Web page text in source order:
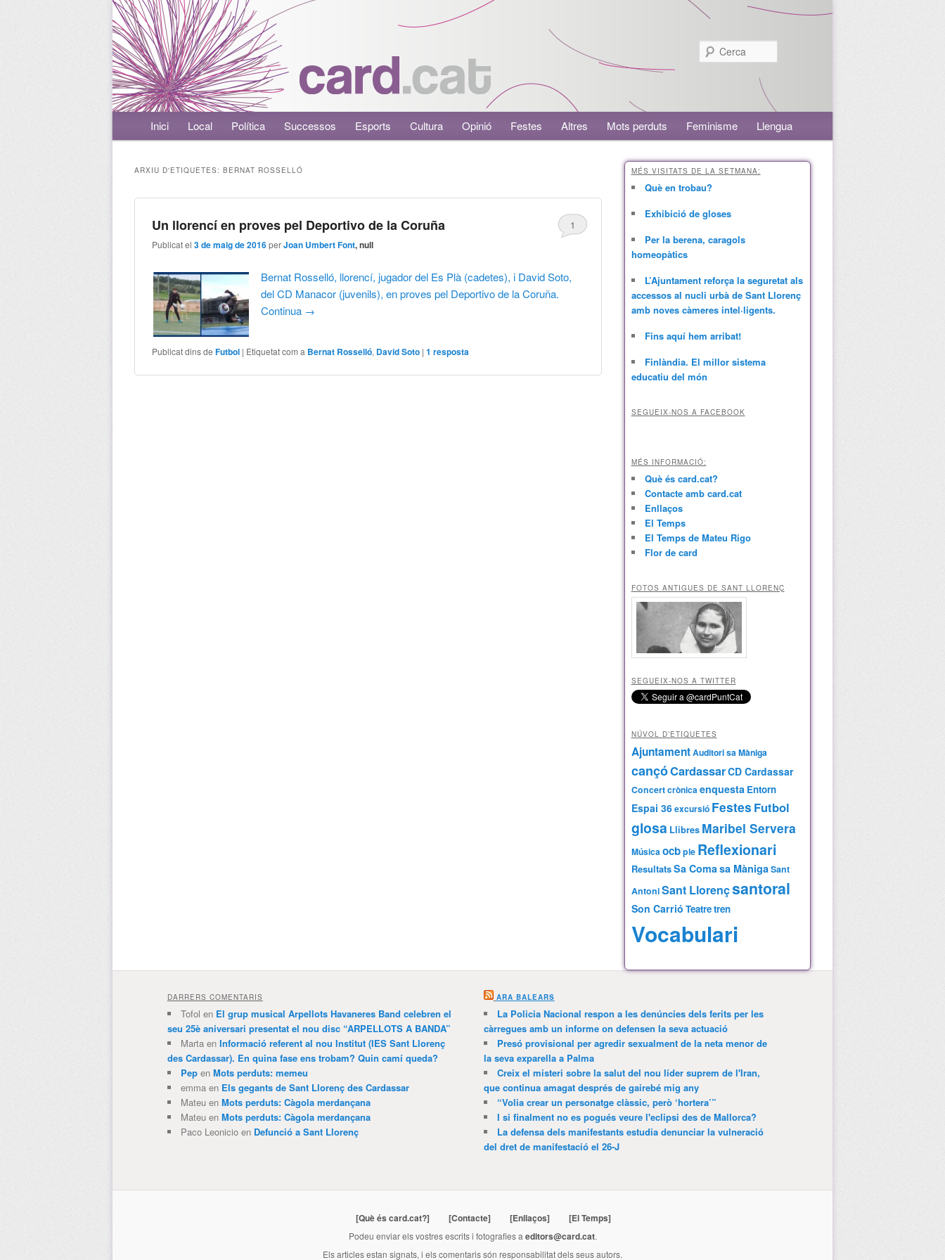
Menú principalAneu al contingut principal
Aneu al contingut secundari
Inici Local Política Successos Esports Cultura Opinió Festes Altres Mots perduts Feminisme Llengua
ARXIU D'ETIQUETES: BERNAT ROSSELLÓ
Un llorencí en proves pel Deportivo de la Coruña
Publicat el3 de maig de 2016perJoan Umbert Font, null
1
Bernat Rosselló, llorencí, jugador del Es Plà (cadetes), i David Soto,
del CD Manacor (juvenils), en proves pel Deportivo de la Coruña.
Continua →
Publicat dins de Futbol | Etiquetat com a Bernat Rosselló, David Soto |1 resposta
MÉS VISITATS DE LA SETMANA:
Què en trobau?
Exhibició de gloses
Per la berena, caragols
homeopàtics
L’Ajuntament reforça la seguretat als
accessos al nucli urbà de Sant Llorenç
amb noves càmeres intel·ligents.
Fins aquí hem arribat!
Finlàndia. El millor sistema
educatiu del món
SEGUEIX-NOS A FACEBOOK
MÉS INFORMACIÓ:
Què és card.cat?
Contacte amb card.cat
Enllaços
El Temps
El Temps de Mateu Rigo
Flor de card
FOTOS ANTIGUES DE SANT LLORENÇ
SEGUEIX-NOS A TWITTER
NÚVOL D’ETIQUETES
AjuntamentAuditori sa Màniga
cançóCardassarCD Cardassar
Concertcrònicaenquesta Entorn
Espai 36excursió Festes Futbol
glosa Llibres Maribel Servera
Músicaocbple Reflexionari
ResultatsSa Comasa MànigaSant
AntoniSant Llorençsantoral
Son Carrió Teatretren
Vocabulari
DARRERS COMENTARIS
Tofol en El grup musical Arpellots Havaneres Band celebren el
seu 25è aniversari presentat el nou disc “ARPELLOTS A BANDA”
Martaen Informació referent al nou Institut (IES Sant Llorenç
des Cardassar). En quina fase ens trobam? Quin camí queda?
Pepen Mots perduts: memeu
emmaen Els gegants de Sant Llorenç des Cardassar
Mateuen Mots perduts: Càgola merdançana
Mateuen Mots perduts: Càgola merdançana
Paco Leonicioen Defunció a Sant Llorenç
ARA BALEARS
La Policia Nacional respon a les denúncies dels ferits per les
càrregues amb un informe on defensen la seva actuació
Presó provisional per agredir sexualment de la neta menor de
la seva exparella a Palma
Creix el misteri sobre la salut del nou líder suprem de l'Iran,
que continua amagat després de gairebé mig any
“Volia crear un personatge clàssic, però ‘hortera’”
I si finalment no es pogués veure l'eclipsi des de Mallorca?
La defensa dels manifestants estudia denunciar la vulneració
del dret de manifestació el 26-J
[Què és card.cat?] [Contacte] [Enllaços] [El Temps]
Podeu enviar els vostres escrits i fotografies a editors@card.cat.
Els articles estan signats, i els comentaris són responsabilitat dels seus autors.